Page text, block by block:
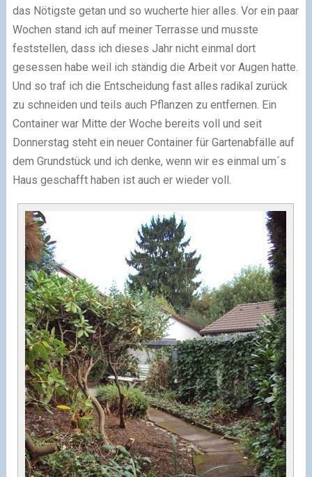
das Nötigste getan und so wucherte hier alles. Vor ein paar
Wochen stand ich auf meiner Terrasse und musste
feststellen, dass ich dieses Jahr nicht einmal dort
gesessen habe weil ich ständig die Arbeit vor Augen hatte.
Und so traf ich die Entscheidung fast alles radikal zurück
zu schneiden und teils auch Pflanzen zu entfernen. Ein
Container war Mitte der Woche bereits voll und seit
Donnerstag steht ein neuer Container für Gartenabfälle auf
dem Grundstück und ich denke, wenn wir es einmal um´s
Haus geschafft haben ist auch er wieder voll.